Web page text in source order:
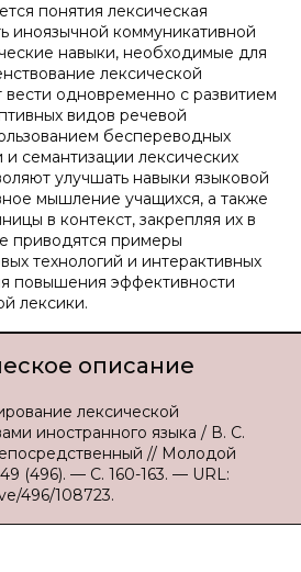
понятия лексическая
иноязычной коммуникативной
навыки, необходимые для
лексической
одновременно с развитием
видов речевой
беспереводных
семантизации лексических
улучшать навыки языковой
мышление учащихся, а также
в контекст, закрепляя их в
приводятся примеры
технологий и интерактивных
повышения эффективности
лексики.
описание
лексической
иностранного языка / В. С.
// Молодой
(496). — С. 160-163. — URL:
496/108723.